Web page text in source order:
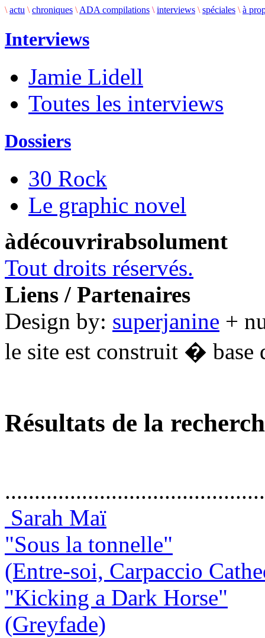
\ actu \ chroniques \ ADA compilations \ interviews \ spéciales \ à
Interviews
Jamie Lidell
Toutes les interviews
Dossiers
30 Rock
Le graphic novel
àdécouvrirabsolument
Tout droits réservés.
Liens / Partenaires
Design by: superjanine +
le site est construit � base
Résultats de la
Sarah Maï
"Sous la tonnelle"
(Entre-soi, Carpaccio
"Kicking a Dark Horse"
(Greyfade)